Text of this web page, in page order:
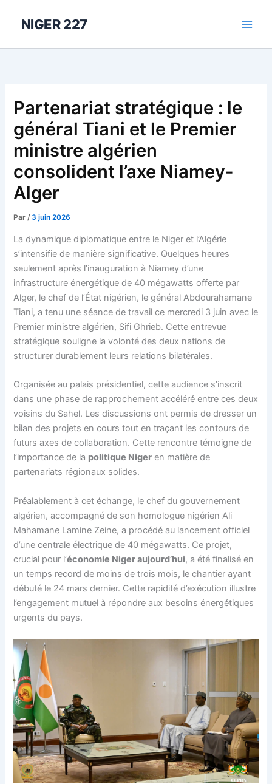
NIGER 227
Partenariat stratégique : le
général Tiani et le Premier
ministre algérien
consolident l’axe Niamey-
Alger
Par/3 juin 2026
La dynamique diplomatique entre le Niger et l’Algérie
s’intensifie de manière significative. Quelques heures
seulement après l’inauguration à Niamey d’une
infrastructure énergétique de 40 mégawatts offerte par
Alger, le chef de l’État nigérien, le général Abdourahamane
Tiani, a tenu une séance de travail ce mercredi 3 juin avec le
Premier ministre algérien, Sifi Ghrieb. Cette entrevue
stratégique souligne la volonté des deux nations de
structurer durablement leurs relations bilatérales.
Organisée au palais présidentiel, cette audience s’inscrit
dans une phase de rapprochement accéléré entre ces deux
voisins du Sahel. Les discussions ont permis de dresser un
bilan des projets en cours tout en traçant les contours de
futurs axes de collaboration. Cette rencontre témoigne de
l’importance de la politique Niger en matière de
partenariats régionaux solides.
Préalablement à cet échange, le chef du gouvernement
algérien, accompagné de son homologue nigérien Ali
Mahamane Lamine Zeine, a procédé au lancement officiel
d’une centrale électrique de 40 mégawatts. Ce projet,
crucial pour l’économie Niger aujourd’hui, a été finalisé en
un temps record de moins de trois mois, le chantier ayant
débuté le 24 mars dernier. Cette rapidité d’exécution illustre
l’engagement mutuel à répondre aux besoins énergétiques
urgents du pays.